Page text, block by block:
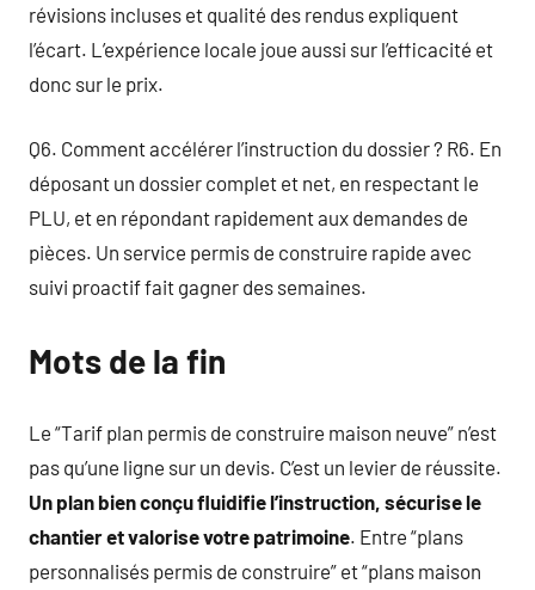
révisions incluses et qualité des rendus expliquent
l’écart. L’expérience locale joue aussi sur l’efficacité et
donc sur le prix.
Q6. Comment accélérer l’instruction du dossier ? R6. En
déposant un dossier complet et net, en respectant le
PLU, et en répondant rapidement aux demandes de
pièces. Un service permis de construire rapide avec
suivi proactif fait gagner des semaines.
Mots de la fin
Le “Tarif plan permis de construire maison neuve” n’est
pas qu’une ligne sur un devis. C’est un levier de réussite.
Un plan bien conçu fluidifie l’instruction, sécurise le
chantier et valorise votre patrimoine. Entre “plans
personnalisés permis de construire” et “plans maison